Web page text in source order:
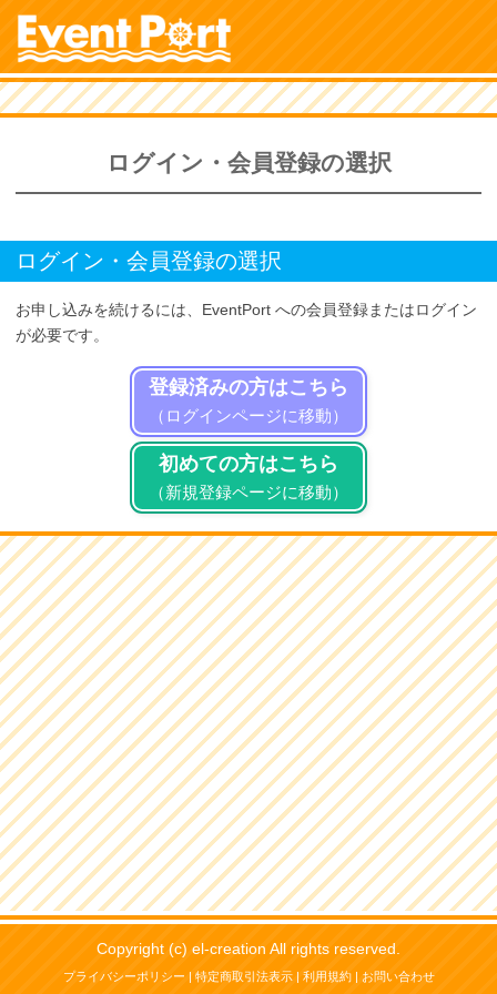
ログイン・会員登録の選択
ログイン・会員登録の選択
お申し込みを続けるには、EventPort への会員登録またはログイン
が必要です。
登録済みの方はこちら
（ログインページに移動）
初めての方はこちら
（新規登録ページに移動）
Copyright (c) el-creation All rights reserved.
プライバシーポリシー 特定商取引法表示| 利用規約| お問い合わせ